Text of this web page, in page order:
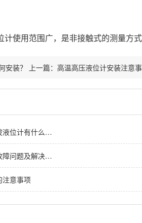
计使用范围广，是非接触式的测量方
安装？ 上一篇： 高温高压液位计安装注意
液位计有什么…
障问题及解决…
注意事项